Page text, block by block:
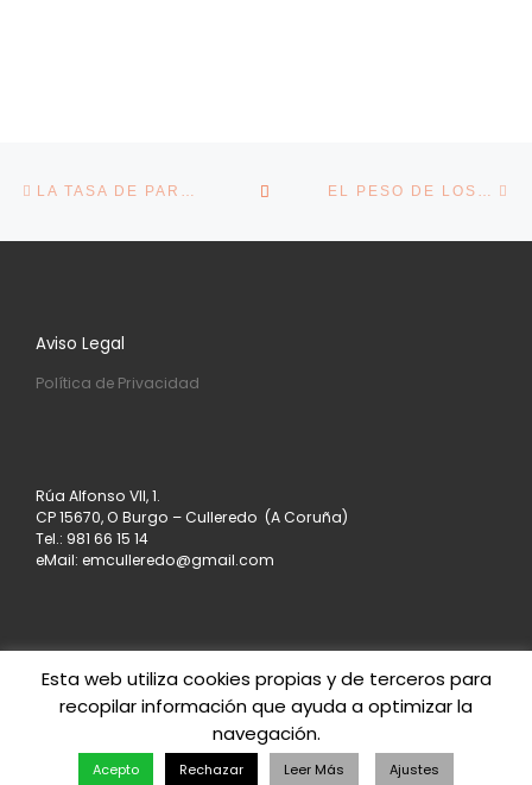
VOLVER A LA LISTA DE
Aviso Legal
Política de Privacidad
Rúa Alfonso VII, 1.
CP 15670, O Burgo – Culleredo (A Coruña)
Tel.: 981 66 15 14
eMail: emculleredo@gmail.com
© 2026Asociación de Empresarios de Culleredo
Todos los derechos reservados
Creado con – Diseñado con el Tema Customizr
Esta web utiliza cookies propias y de terceros para
recopilar información que ayuda a optimizar la
navegación.
Acepto Rechazar Leer Más Ajustes